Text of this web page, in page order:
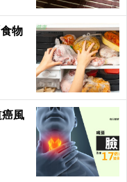
物
風